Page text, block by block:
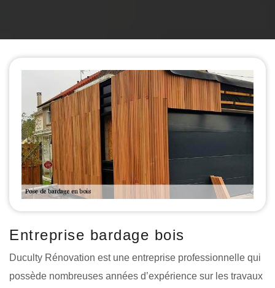
Entreprise bardage bois
Duculty Rénovation est une entreprise professionnelle qui
possède nombreuses années d’expérience sur les travaux